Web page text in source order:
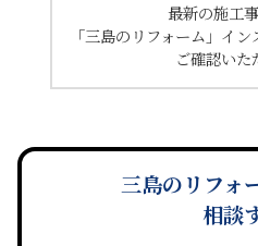
最新の施工
「三島のリフォーム」イ
ご確認いた
三島のリフォ
相談